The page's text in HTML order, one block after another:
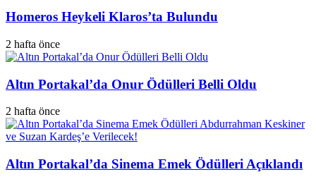
Homeros Heykeli Klaros’ta Bulundu
2 hafta önce
Altın Portakal’da Onur Ödülleri Belli Oldu
2 hafta önce
Altın Portakal’da Sinema Emek Ödülleri Açıklandı